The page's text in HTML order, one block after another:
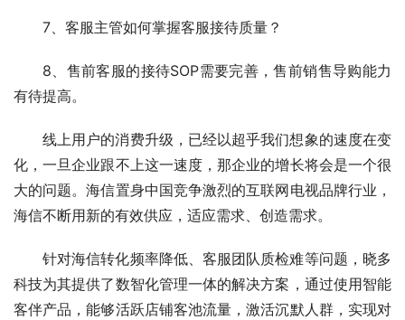
7、客服主管如何掌握客服接待质量？
8、售前客服的接待SOP需要完善，售前销售导购能力
有待提高。
线上用户的消费升级，已经以超乎我们想象的速度在变
化，一旦企业跟不上这一速度，那企业的增长将会是一个很
大的问题。海信置身中国竞争激烈的互联网电视品牌行业，
海信不断用新的有效供应，适应需求、创造需求。
针对海信转化频率降低、客服团队质检难等问题，晓多
科技为其提供了数智化管理一体的解决方案，通过使用智能
客伴产品，能够活跃店铺客池流量，激活沉默人群，实现对